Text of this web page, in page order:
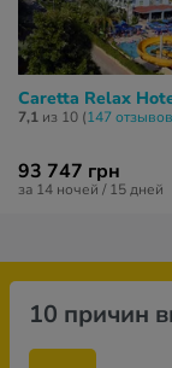
Caretta Relax
7,1 из 10 (147 отзывов
93 747 грн
за 14 ночей / 15 дней
10 причин